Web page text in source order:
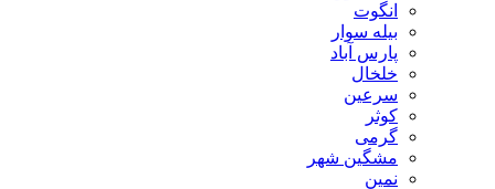
انگوت
بیله سوار
پارس آباد
خلخال
سرعین
کوثر
گرمی
مشگین شهر
نمین